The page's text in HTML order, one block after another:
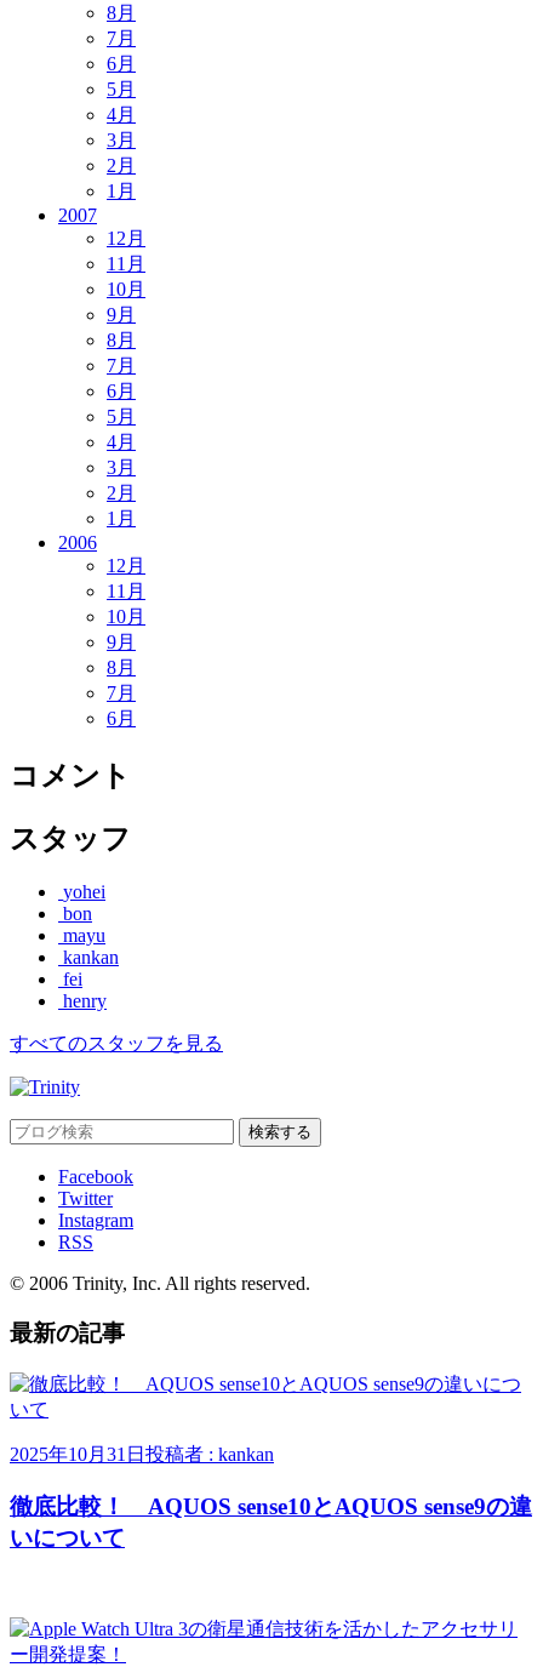
8月
7月
6月
5月
4月
3月
2月
1月
2007
12月
11月
10月
9月
8月
7月
6月
5月
4月
3月
2月
1月
2006
12月
11月
10月
9月
8月
7月
6月
コメント
スタッフ
yohei
bon
mayu
kankan
fei
henry
すべてのスタッフを見る
Facebook
Twitter
Instagram
RSS
© 2006 Trinity, Inc. All rights reserved.
最新の記事
2025年10月31日 投稿者 : kankan
徹底比較！ AQUOS sense10とAQUOS sense9の違
いについて